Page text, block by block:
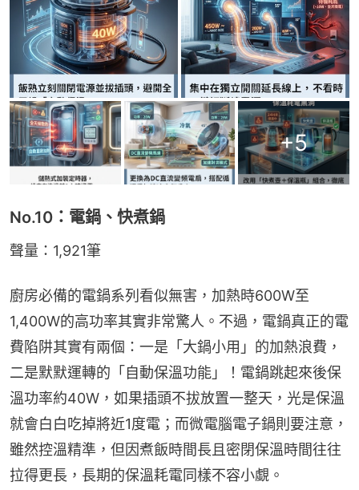
+5
No.10：電鍋、快煮鍋
聲量：1,921筆
廚房必備的電鍋系列看似無害，加熱時600W至
1,400W的高功率其實非常驚人。不過，電鍋真正的電
費陷阱其實有兩個：一是「大鍋小用」的加熱浪費，
二是默默運轉的「自動保溫功能」！電鍋跳起來後保
溫功率約40W，如果插頭不拔放置一整天，光是保溫
就會白白吃掉將近1度電；而微電腦電子鍋則要注意，
雖然控溫精準，但因煮飯時間長且密閉保溫時間往往
拉得更長，長期的保溫耗電同樣不容小覷。